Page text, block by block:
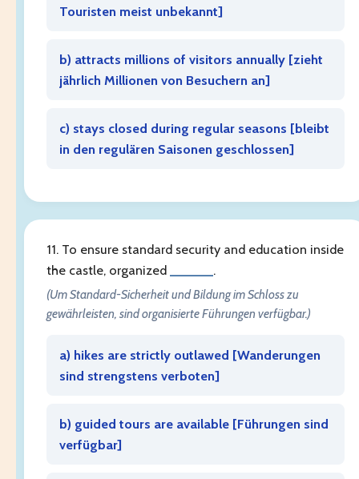
Touristen meist unbekannt]
b) attracts millions of visitors annually [zieht
jährlich Millionen von Besuchern an]
c) stays closed during regular seasons [bleibt
in den regulären Saisonen geschlossen]
11. To ensure standard security and education inside
the castle, organized
.
(Um Standard-Sicherheit und Bildung im Schloss zu
gewährleisten, sind organisierte Führungen verfügbar.)
a) hikes are strictly outlawed [Wanderungen
sind strengstens verboten]
b) guided tours are available [Führungen sind
verfügbar]